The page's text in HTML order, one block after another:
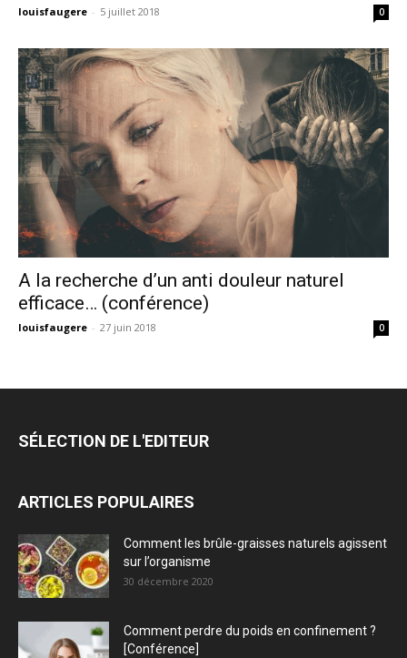
louisfaugere - 5 juillet 2018 0
A la recherche d’un anti douleur naturel
efficace… (conférence)
louisfaugere - 27 juin 2018 0
SÉLECTION DE L'EDITEUR
ARTICLES POPULAIRES
Comment les brûle-graisses naturels agissent
sur l’organisme
30 décembre 2020
Comment perdre du poids en confinement ?
[Conférence]